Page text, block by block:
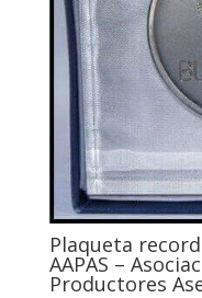
Plaqueta
AAPAS –
Productores